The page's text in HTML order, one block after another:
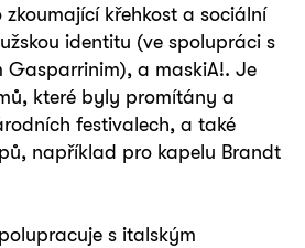
křehkost a sociální
identitu (ve spolupráci s
Gasparrinim), a maskiA!. Je
které byly promítány a
festivalech, a také
například pro kapelu Brandt
s italským